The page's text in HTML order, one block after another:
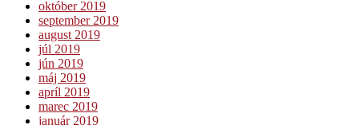
október 2019
september 2019
august 2019
júl 2019
jún 2019
máj 2019
apríl 2019
marec 2019
január 2019